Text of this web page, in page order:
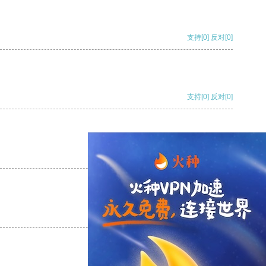
支持[0] 反对[0]
支持[0] 反对[0]
支持
支持[0] 反对[0]